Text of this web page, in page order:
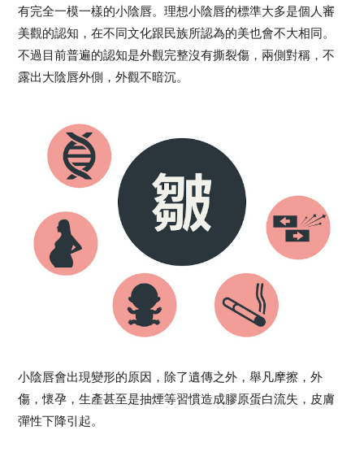
有完全一模一樣的小陰唇。理想小陰唇的標準大多是個人審
美觀的認知，在不同文化跟民族所認為的美也會不大相同。
不過目前普遍的認知是外觀完整沒有撕裂傷，兩側對稱，不
露出大陰唇外側，外觀不暗沉。
小陰唇會出現變形的原因，除了遺傳之外，舉凡摩擦，外
傷，懷孕，生產甚至是抽煙等習慣造成膠原蛋白流失，皮膚
彈性下降引起。